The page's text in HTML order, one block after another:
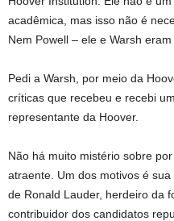
acadêmica, mas isso não é
Nem Powell – ele e Warsh eram
Pedi a Warsh, por meio da
críticas que recebeu e recebi
representante da Hoover.
Não há muito mistério sobre
atraente. Um dos motivos é
de Ronald Lauder, herdeiro da
contribuidor dos candidatos